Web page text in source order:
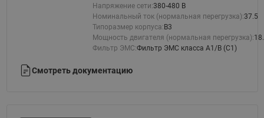
Напряжение сети:380-480 В
Номинальный ток (нормальная перегрузка):37.5
Типоразмер корпуса: B3
Мощность двигателя (нормальная перегрузка):
Фильтр ЭМС:Фильтр ЭМС класса A1/B (C1)
Смотреть документацию